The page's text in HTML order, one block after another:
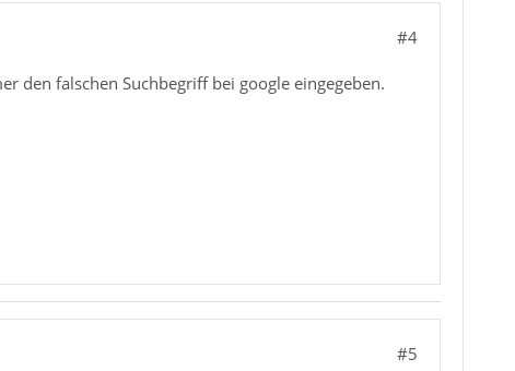
#4
den falschen Suchbegriff bei google eingegeben.
#5